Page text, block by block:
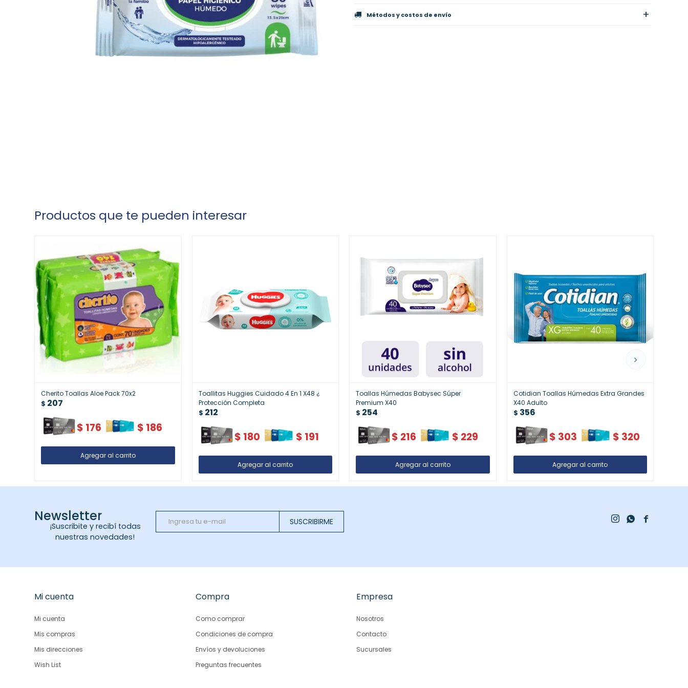
Métodos y costos de envío
Productos que te pueden interesar
Cherito Toallas Aloe Pack 70x2
$ 207
$ 176 $ 186
Toallitas Huggies Cuidado 4 En 1 X48 ¿
Protección Completa
$ 212
$ 180 $ 191
Toallas Húmedas Babysec Súper
Premium X40
$ 254
$ 216 $ 229
Cotidian Toallas Húmedas Extra Grandes
X40 Adulto
$ 356
$ 303 $ 320
Newsletter
¡Suscribite y recibí todas
nuestras novedades!
SUSCRIBIRME 
 
Mi cuenta
Mi cuenta
Mis compras
Mis direcciones
Wish List
Compra
Como comprar
Condiciones de compra
Envíos y devoluciones
Preguntas frecuentes
Empresa
Nosotros
Contacto
Sucursales